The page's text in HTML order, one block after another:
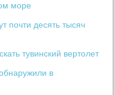
море
почти десять тысяч
тувинский вертолет
в